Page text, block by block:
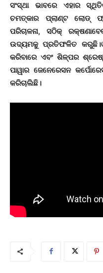
ସଂସ୍ଥା ଭାବରେ ଏହାର
ଚମତ୍କାର ପ୍ଲାଣ୍ଟ ଲୋଡ୍
ପରିଚାଳନା, ସଠିକ୍
ଉଦ୍ୟମକୁ ପ୍ରତିଫଳିତ
କରିବାରେ ଏବଂ ଶିଳ୍ପର
ପାୱାର ଜେନେରେସନ
କରିଚାଲିଛି।